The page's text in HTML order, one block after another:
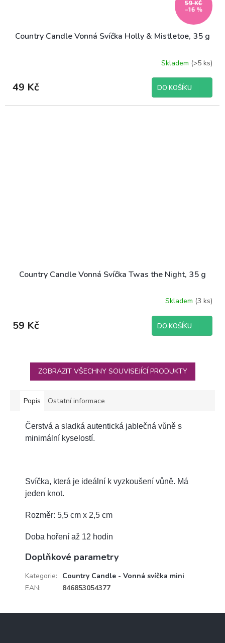
59 KČ
–16 %
Country Candle Vonná Svíčka Holly & Mistletoe, 35 g
Skladem (>5 ks)
49 Kč DO KOŠÍKU
Country Candle Vonná Svíčka Twas the Night, 35 g
Skladem (3 ks)
59 Kč DO KOŠÍKU
ZOBRAZIT VŠECHNY SOUVISEJÍCÍ PRODUKTY
Popis Ostatní informace
Čerstvá a sladká autentická jablečná vůně s
minimální kyselostí.
Svíčka, která je ideální k vyzkoušení vůně. Má
jeden knot.
Rozměr: 5,5 cm x 2,5 cm
Doba hoření až 12 hodin
Doplňkové parametry
Kategorie:
Country Candle - Vonná svíčka mini
EAN: 846853054377